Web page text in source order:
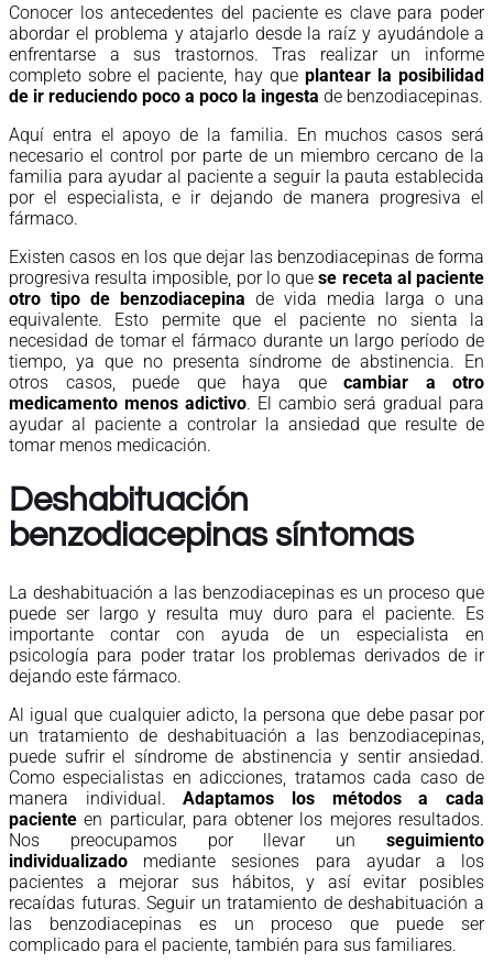
Conocer los antecedentes del paciente es clave para poder
abordar el problema y atajarlo desde la raíz y ayudándole a
enfrentarse a sus trastornos. Tras realizar un informe
completo sobre el paciente, hay que plantear la posibilidad
de ir reduciendo poco a poco la ingesta de benzodiacepinas.
Aquí entra el apoyo de la familia. En muchos casos será
necesario el control por parte de un miembro cercano de la
familia para ayudar al paciente a seguir la pauta establecida
por el especialista, e ir dejando de manera progresiva el
fármaco.
Existen casos en los que dejar las benzodiacepinas de forma
progresiva resulta imposible, por lo quese receta al paciente
otro tipo de benzodiacepina de vida media larga o una
equivalente. Esto permite que el paciente no sienta la
necesidad de tomar el fármaco durante un largo período de
tiempo, ya que no presenta síndrome de abstinencia. En
otros casos, puede que haya que cambiar a otro
medicamento menos adictivo. El cambio será gradual para
ayudar al paciente a controlar la ansiedad que resulte de
tomar menos medicación.
Deshabituación
benzodiacepinas síntomas
La deshabituación a las benzodiacepinas es un proceso que
puede ser largo y resulta muy duro para el paciente. Es
importante contar con ayuda de un especialista en
psicología para poder tratar los problemas derivados de ir
dejando este fármaco.
Al igual que cualquier adicto, la persona que debe pasar por
un tratamiento de deshabituación a las benzodiacepinas,
puede sufrir el síndrome de abstinencia y sentir ansiedad.
Como especialistas en adicciones, tratamos cada caso de
manera individual.Adaptamos los métodos a cada
paciente en particular, para obtener los mejores resultados.
Nos preocupamos por llevar un seguimiento
individualizado mediante sesiones para ayudar a los
pacientes a mejorar sus hábitos, y así evitar posibles
recaídas futuras. Seguir un tratamiento de deshabituación a
las benzodiacepinas es un proceso que puede ser
complicado para el paciente, también para sus familiares.